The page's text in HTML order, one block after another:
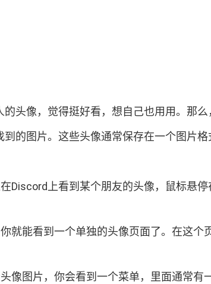
头像，觉得挺好看，想自己也用用。那
的图片。这些头像通常保存在一个图片格
上看到某个朋友的头像，鼠标悬
就能看到一个单独的头像页面了。在这
图片，你会看到一个菜单，里面通常有